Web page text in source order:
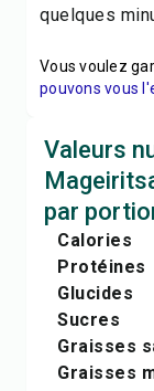
quelques
Vous voulez
pouvons vous
Valeurs
par
Calories
Protéines
Glucides
Sucres
Graisses
Graisses